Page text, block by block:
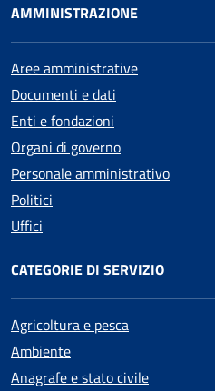
AMMINISTRAZIONE
Aree amministrative
Documenti e dati
Enti e fondazioni
Organi di governo
Personale amministrativo
Politici
Uffici
CATEGORIE DI SERVIZIO
Agricoltura e pesca
Ambiente
Anagrafe e stato civile